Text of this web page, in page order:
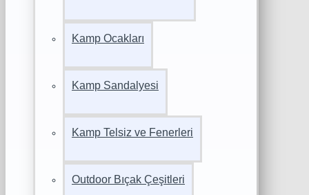
Kamp Ocakları
Kamp Sandalyesi
Kamp Telsiz ve Fenerleri
Outdoor Bıçak Çeşitleri